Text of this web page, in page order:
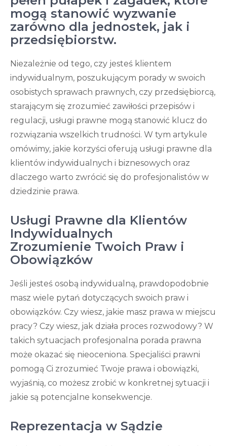
mogą stanowić wyzwanie
zarówno dla jednostek, jak i
przedsiębiorstw.
Niezależnie od tego, czy jesteś klientem
indywidualnym, poszukującym porady w swoich
osobistych sprawach prawnych, czy przedsiębiorcą,
starającym się zrozumieć zawiłości przepisów i
regulacji, usługi prawne mogą stanowić klucz do
rozwiązania wszelkich trudności. W tym artykule
omówimy, jakie korzyści oferują usługi prawne dla
klientów indywidualnych i biznesowych oraz
dlaczego warto zwrócić się do profesjonalistów w
dziedzinie prawa.
Usługi Prawne dla Klientów
Indywidualnych
Zrozumienie Twoich Praw i
Obowiązków
Jeśli jesteś osobą indywidualną, prawdopodobnie
masz wiele pytań dotyczących swoich praw i
obowiązków. Czy wiesz, jakie masz prawa w miejscu
pracy? Czy wiesz, jak działa proces rozwodowy? W
takich sytuacjach profesjonalna porada prawna
może okazać się nieoceniona. Specjaliści prawni
pomogą Ci zrozumieć Twoje prawa i obowiązki,
wyjaśnią, co możesz zrobić w konkretnej sytuacji i
jakie są potencjalne konsekwencje.
Reprezentacja w Sądzie